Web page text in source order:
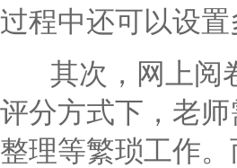
过程中还可以设
其次，网上阅卷
评分方式下，老
整理等繁琐工作